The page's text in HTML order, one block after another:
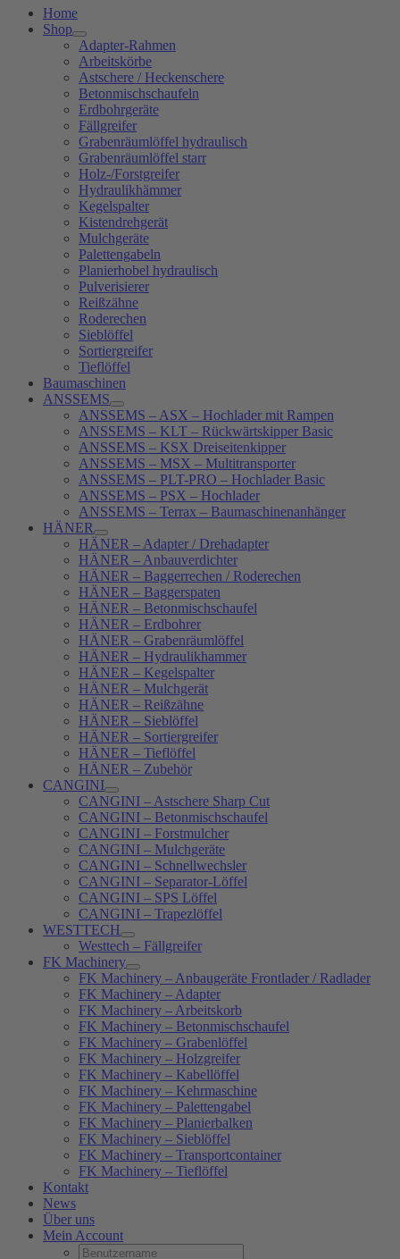
Home
Shop
Adapter-Rahmen
Arbeitskörbe
Astschere / Heckenschere
Betonmischschaufeln
Erdbohrgeräte
Fällgreifer
Grabenräumlöffel hydraulisch
Grabenräumlöffel starr
Holz-/Forstgreifer
Hydraulikhämmer
Kegelspalter
Kistendrehgerät
Mulchgeräte
Palettengabeln
Planierhobel hydraulisch
Pulverisierer
Reißzähne
Roderechen
Sieblöffel
Sortiergreifer
Tieflöffel
Baumaschinen
ANSSEMS
ANSSEMS – ASX – Hochlader mit Rampen
ANSSEMS – KLT – Rückwärtskipper Basic
ANSSEMS – KSX Dreiseitenkipper
ANSSEMS – MSX – Multitransporter
ANSSEMS – PLT-PRO – Hochlader Basic
ANSSEMS – PSX – Hochlader
ANSSEMS – Terrax – Baumaschinenanhänger
HÄNER
HÄNER – Adapter / Drehadapter
HÄNER – Anbauverdichter
HÄNER – Baggerrechen / Roderechen
HÄNER – Baggerspaten
HÄNER – Betonmischschaufel
HÄNER – Erdbohrer
HÄNER – Grabenräumlöffel
HÄNER – Hydraulikhammer
HÄNER – Kegelspalter
HÄNER – Mulchgerät
HÄNER – Reißzähne
HÄNER – Sieblöffel
HÄNER – Sortiergreifer
HÄNER – Tieflöffel
HÄNER – Zubehör
CANGINI
CANGINI – Astschere Sharp Cut
CANGINI – Betonmischschaufel
CANGINI – Forstmulcher
CANGINI – Mulchgeräte
CANGINI – Schnellwechsler
CANGINI – Separator-Löffel
CANGINI – SPS Löffel
CANGINI – Trapezlöffel
WESTTECH
Westtech – Fällgreifer
FK Machinery
FK Machinery – Anbaugeräte Frontlader / Radlader
FK Machinery – Adapter
FK Machinery – Arbeitskorb
FK Machinery – Betonmischschaufel
FK Machinery – Grabenlöffel
FK Machinery – Holzgreifer
FK Machinery – Kabellöffel
FK Machinery – Kehrmaschine
FK Machinery – Palettengabel
FK Machinery – Planierbalken
FK Machinery – Sieblöffel
FK Machinery – Transportcontainer
FK Machinery – Tieflöffel
Kontakt
News
Über uns
Mein Account
Username: